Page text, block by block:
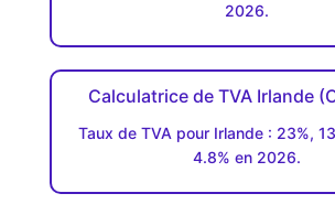
2026.
Calculatrice de TVA Irlande
Taux de TVA pour Irlande : 23%,
4.8% en 2026.